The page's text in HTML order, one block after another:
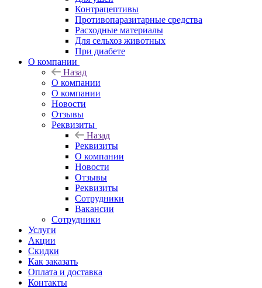
Контрацептивы
Противопаразитарные средства
Расходные материалы
Для сельхоз животных
При диабете
О компании
Назад
О компании
О компании
Новости
Отзывы
Реквизиты
Назад
Реквизиты
О компании
Новости
Отзывы
Реквизиты
Сотрудники
Вакансии
Сотрудники
Услуги
Акции
Скидки
Как заказать
Оплата и доставка
Контакты